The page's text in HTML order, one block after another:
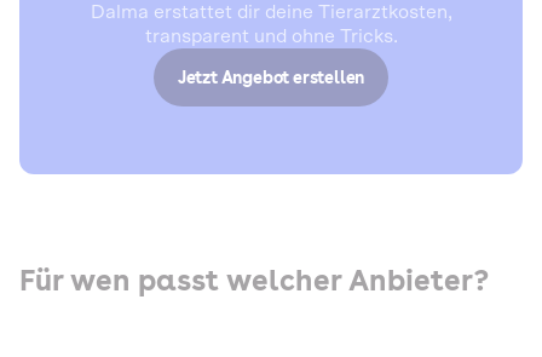
Dalma erstattet dir deine Tierarztkosten,
transparent und ohne Tricks.
Jetzt Angebot erstellen
Für wen passt welcher Anbieter?